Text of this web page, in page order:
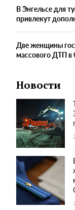
В Энгельсе для
привлекут
Две женщины
массового ДТП в
Новости